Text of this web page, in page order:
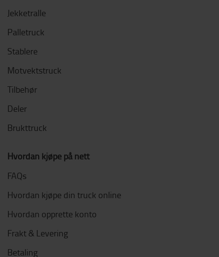
Jekketralle
Palletruck
Stablere
Motvektstruck
Tilbehør
Deler
Brukttruck
Hvordan kjøpe på nett
FAQs
Hvordan kjøpe din truck online
Hvordan opprette konto
Frakt & Levering
Betaling